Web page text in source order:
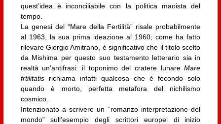
quest’idea è inconciliabile con la politica maoista del
tempo.
La genesi del “Mare della Fertilità” risale probabilmente
al 1963, la sua prima ideazione al 1960; come ha fatto
rilevare Giorgio Amitrano, è significativo che il titolo scelto
da Mishima per questo suo testamento letterario sia in
realtà un’antifrasi: il toponimo del cratere lunareMare
frtilitatisrichiama infatti qualcosa che è fecondo solo
quando è morto, perfetta metafora del nichilismo
cosmico.
Intenzionato a scrivere un “romanzo interpretazione del
mondo” sull’esempio degli scrittori europei di inizio